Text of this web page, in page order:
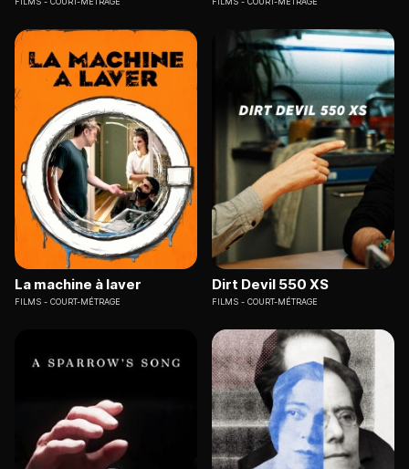
La machine à laver
FILMS COURT-MÉTRAGE
Dirt Devil 550 XS
FILMS COURT-MÉTRAGE